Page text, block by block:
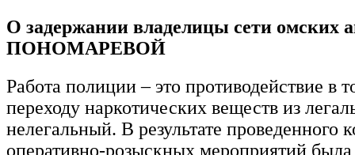
О задержании владелицы сети омских
ПОНОМАРЕВОЙ
Работа полиции – это противодействие в
переходу наркотических веществ из
нелегальный. В результате проведенного
оперативно-розыскных мероприятий была